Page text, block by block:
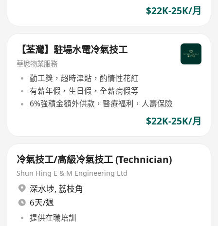
$22K-25K/月
【荃灣】駐場水電冷氣技工
華懋物業服務
勤工獎，超時津貼，酌情性花紅
有薪年假，生日假，全薪病假等
6%強積金額外供款，醫療福利，人壽保險
$22K-25K/月
冷氣技工/高級冷氣技工 (Technician)
Shun Hing E & M Engineering Ltd
深水埗, 荔枝角
6天/週
提供在職培訓